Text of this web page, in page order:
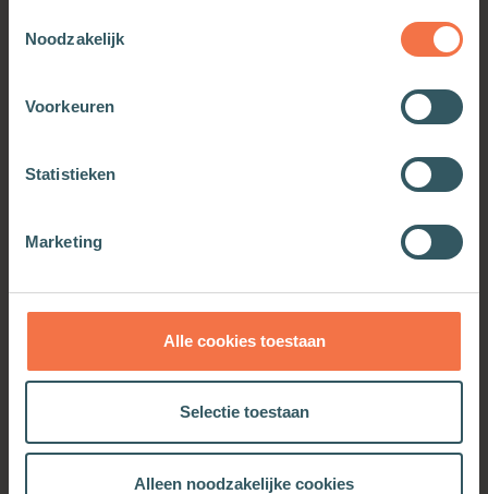
Noodzakelijk
Voorkeuren
Statistieken
Marketing
Alle cookies toestaan
Selectie toestaan
Alleen noodzakelijke cookies